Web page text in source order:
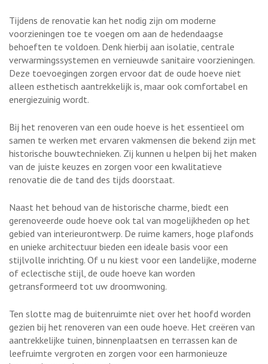
Tijdens de renovatie kan het nodig zijn om moderne
voorzieningen toe te voegen om aan de hedendaagse
behoeften te voldoen. Denk hierbij aan isolatie, centrale
verwarmingssystemen en vernieuwde sanitaire voorzieningen.
Deze toevoegingen zorgen ervoor dat de oude hoeve niet
alleen esthetisch aantrekkelijk is, maar ook comfortabel en
energiezuinig wordt.
Bij het renoveren van een oude hoeve is het essentieel om
samen te werken met ervaren vakmensen die bekend zijn met
historische bouwtechnieken. Zij kunnen u helpen bij het maken
van de juiste keuzes en zorgen voor een kwalitatieve
renovatie die de tand des tijds doorstaat.
Naast het behoud van de historische charme, biedt een
gerenoveerde oude hoeve ook tal van mogelijkheden op het
gebied van interieurontwerp. De ruime kamers, hoge plafonds
en unieke architectuur bieden een ideale basis voor een
stijlvolle inrichting. Of u nu kiest voor een landelijke, moderne
of eclectische stijl, de oude hoeve kan worden
getransformeerd tot uw droomwoning.
Ten slotte mag de buitenruimte niet over het hoofd worden
gezien bij het renoveren van een oude hoeve. Het creëren van
aantrekkelijke tuinen, binnenplaatsen en terrassen kan de
leefruimte vergroten en zorgen voor een harmonieuze